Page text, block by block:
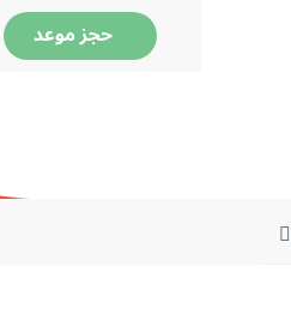
حجز موعد